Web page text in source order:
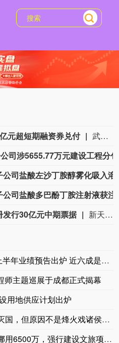
元超短期融资券兑付
武商集团公告称，公司于2025年11月11日发行“25武商SCP003”超短期融资券，发行金额5亿元，期限270天，票面利率1.75%，到期兑付日为2026年8月9日。公司已按期完成该融资券兑付，相关情况可查阅中国货币网、上海清算所。
行30亿元中期票据 新天绿能公告称，公司拟申请注册发行总额30亿元的中期票据，期限不超5年，资金用于项目建设支出、偿债、补流等。发行按面值，利率依簿记建档结果确定，发行对象为全国银行间债券市场机构投资者，不设担保。本次注册发行已获董事会通过，报中国银行间市场交易商协会获准注册后方可实施，最终方案以协会注册通知书为准。
业绩预告出炉 近六成是好消息
师主题巡展于成都正式揭幕
用地供应计划出炉
原因不是烽火戏诸侯_西周_周朝
万，强行建设文旅项目！这一